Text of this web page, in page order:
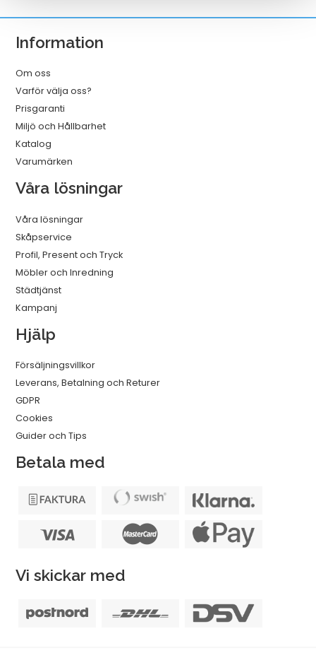
C
2.0
1m
mängd
Information
Om oss
Varför välja oss?
Prisgaranti
Miljö och Hållbarhet
Katalog
Varumärken
Våra lösningar
Våra lösningar
Skåpservice
Profil, Present och Tryck
Möbler och Inredning
Städtjänst
Kampanj
Hjälp
Försäljningsvillkor
Leverans, Betalning och Returer
GDPR
Cookies
Guider och Tips
Betala med
Vi skickar med